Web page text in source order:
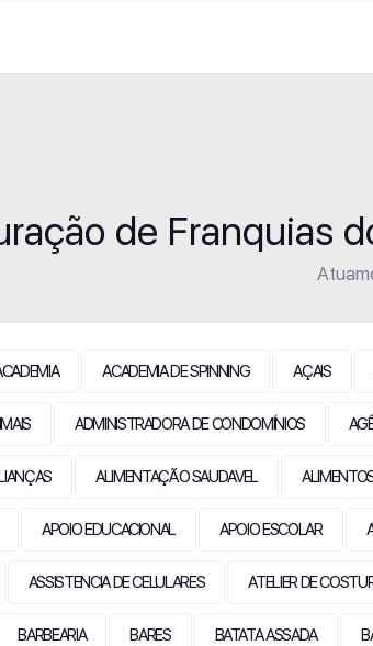
de Franquias
ACADEMIA DE SPINNING AÇAIS
ADMINISTRADORA DE CONDOMÍNIOS
ALIMENTAÇÃO SAUDAVEL
APOIO EDUCACIONAL APOIO ESCOLAR
ASSISTENCIA DE CELULARES ATELIER DE
BARBEARIA BARES BATATA ASSADA